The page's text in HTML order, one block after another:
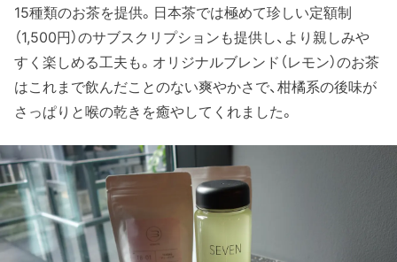
15種類のお茶を提供。日本茶では極めて珍しい定額制
（1,500円）のサブスクリプションも提供し、より親しみや
すく楽しめる工夫も。オリジナルブレンド（レモン）のお茶
はこれまで飲んだことのない爽やかさで、柑橘系の後味が
さっぱりと喉の乾きを癒やしてくれました。